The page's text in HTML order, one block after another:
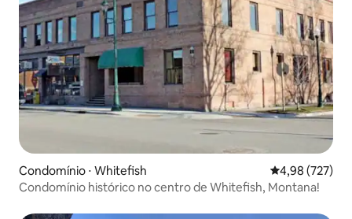
Condomínio ⋅ Whitefish 4,98 de uma
4,98 (727)
Condomínio histórico no centro de Whitefish, Montana!